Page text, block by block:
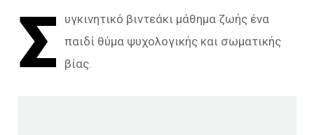
Σ
υγκινητικό βιντεάκι μάθημα ζωής ένα
παιδί θύμα ψυχολογικής και σωματικής
βίας.